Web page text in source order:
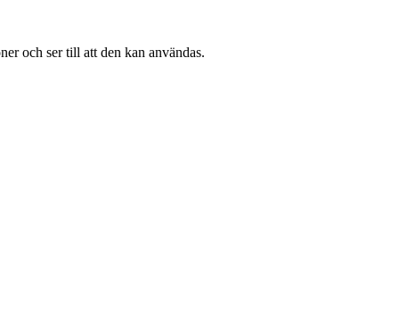
och ser till att den kan användas.